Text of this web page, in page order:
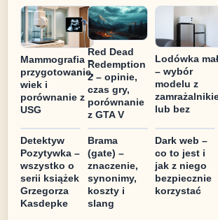
Mammografia –
przygotowanie,
wiek i
porównanie z
USG
Red Dead
Redemption
2 – opinie,
czas gry,
porównanie
z GTA V
Lodówka
– wybór
modelu z
lub bez
Detektyw
Pozytywka –
wszystko o
serii książek
Grzegorza
Kasdepke
Brama
(gate) –
znaczenie,
synonimy,
koszty i
slang
Dark web –
co to jest i
jak z niego
bezpiecznie
korzystać